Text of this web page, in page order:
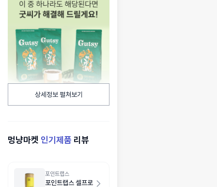
상세정보 펼쳐보기
멍냥마켓 인기제품 리뷰
포인트랩스
포인트랩스 셀프로